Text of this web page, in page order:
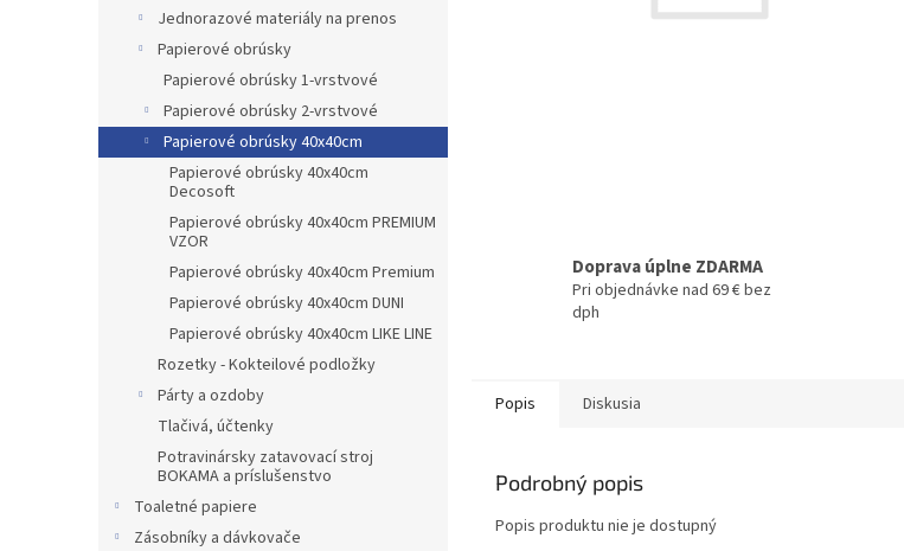
Jednorazové materiály na prenos
Papierové obrúsky
Papierové obrúsky 1-vrstvové
Papierové obrúsky 2-vrstvové
Papierové obrúsky 40x40cm
Papierové obrúsky 40x40cm
Decosoft
Papierové obrúsky 40x40cm PREMIUM
VZOR
Papierové obrúsky 40x40cm Premium
Papierové obrúsky 40x40cm DUNI
Papierové obrúsky 40x40cm LIKE LINE
Rozetky - Kokteilové podložky
Párty a ozdoby
Tlačivá, účtenky
Potravinársky zatavovací stroj
BOKAMA a príslušenstvo
Toaletné papiere
Zásobníky a dávkovače
Doprava úplne ZDARMA
Pri objednávke nad 69 € bez
dph
Popis Diskusia
Podrobný popis
Popis produktu nie je dostupný